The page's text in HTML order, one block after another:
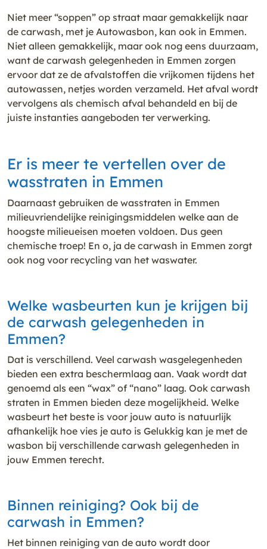
Niet meer “soppen” op straat maar gemakkelijk naar
de carwash, met je Autowasbon, kan ook in Emmen.
Niet alleen gemakkelijk, maar ook nog eens duurzaam,
want de carwash gelegenheden in Emmen zorgen
ervoor dat ze de afvalstoffen die vrijkomen tijdens het
autowassen, netjes worden verzameld. Het afval wordt
vervolgens als chemisch afval behandeld en bij de
juiste instanties aangeboden ter verwerking.
Er is meer te vertellen over de
wasstraten in Emmen
Daarnaast gebruiken de wasstraten in Emmen
milieuvriendelijke reinigingsmiddelen welke aan de
hoogste milieueisen moeten voldoen. Dus geen
chemische troep! En o, ja de carwash in Emmen zorgt
ook nog voor recycling van het waswater.
Welke wasbeurten kun je krijgen bij
de carwash gelegenheden in
Emmen?
Dat is verschillend. Veel carwash wasgelegenheden
bieden een extra beschermlaag aan. Vaak wordt dat
genoemd als een “wax” of “nano” laag. Ook carwash
straten in Emmen bieden deze mogelijkheid. Welke
wasbeurt het beste is voor jouw auto is natuurlijk
afhankelijk hoe vies je auto is Gelukkig kan je met de
wasbon bij verschillende carwash gelegenheden in
jouw Emmen terecht.
Binnen reiniging? Ook bij de
carwash in Emmen?
Het binnen reiniging van de auto wordt door